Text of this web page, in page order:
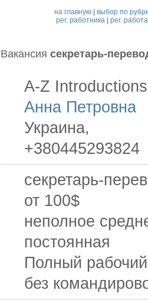
на главную |выбор по
рег. работника| рег.
Вакансия секретарь-
A-Z Introductions
Анна Петровна
Украина,
+380445293824
секретарь-
от 100$
неполное
постоянная
Полный
без